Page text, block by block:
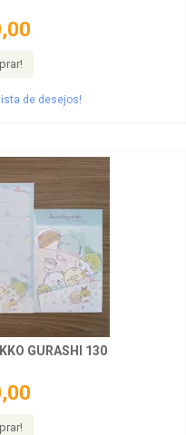
de desejos!
SUMIKKO GURASHI 130